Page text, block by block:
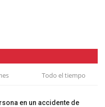
Todo el tiempo
en un accidente de